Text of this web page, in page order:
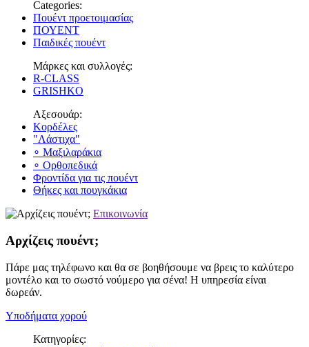
Categories:
Πουέντ προετοιμασίας
ΠΟΥΕΝΤ
Παιδικές πουέντ
Μάρκες και συλλογές:
R-CLASS
GRISHKO
Αξεσουάρ:
Κορδέλες
"Λάστιχα"
∘ Μαξιλαράκια
∘ Ορθοπεδικά
Φροντίδα για τις πουέντ
Θήκες και πουγκάκια
Επικοινωνία
Αρχίζεις πουέντ;
Πάρε μας τηλέφωνο και θα σε βοηθήσουμε να βρεις το καλύτερο
μοντέλο και το σωστό νούμερο για σένα! Η υπηρεσία είναι
δωρεάν.
Υποδήματα χορού
Κατηγορίες: